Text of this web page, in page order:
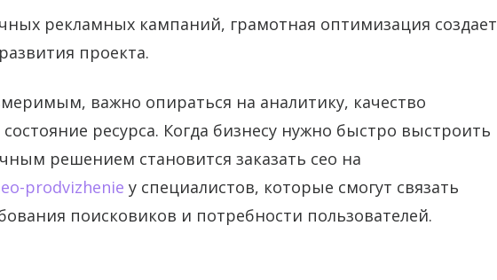
рекламных кампаний, грамотная оптимизация создает
проекта.
важно опираться на аналитику, качество
ресурса. Когда бизнесу нужно быстро выстроить
решением становится заказать сео на
prodvizhenie у специалистов, которые смогут связать
поисковиков и потребности пользователей.